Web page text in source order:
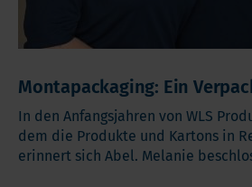
Montapackaging: Ein
In den Anfangsjahren von WLS
dem die Produkte und Kartons in
erinnert sich Abel. Melanie